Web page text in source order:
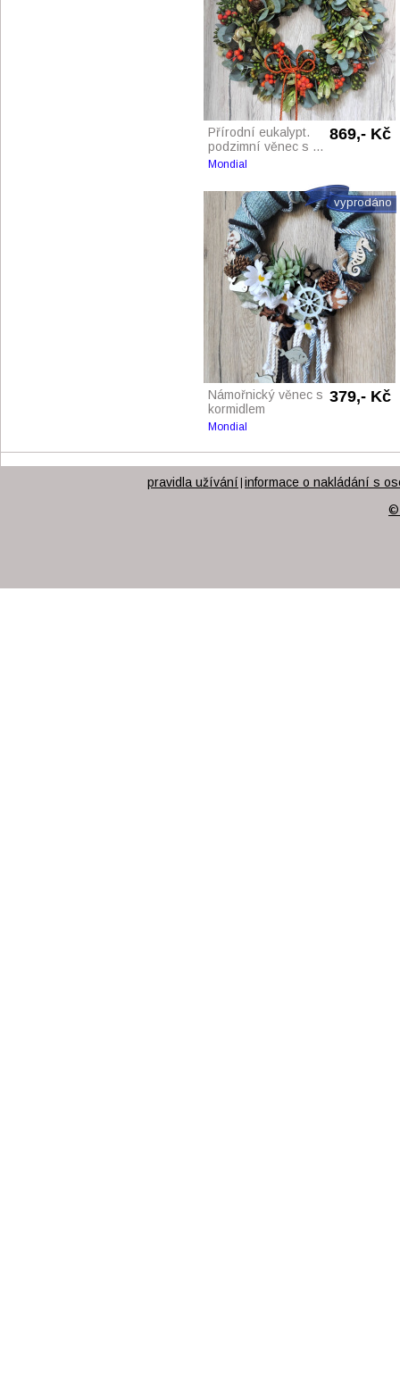
Přírodní eukalypt.
podzimní věnec s ...
869,- Kč
Mondial
vyprodáno
Námořnický věnec s
kormidlem
379,- Kč
Mondial
pravidla užívání informace o nakládání s
©